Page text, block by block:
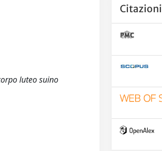
luteo suino
Citazioni